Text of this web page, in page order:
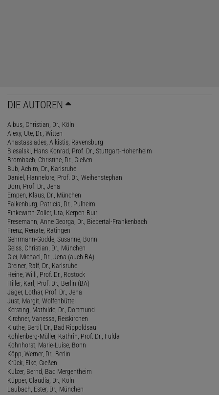
DIE AUTOREN
Albus, Christian, Dr., Köln
Alexy, Ute, Dr., Witten
Anastassiades, Alkistis, Ravensburg
Biesalski, Hans Konrad, Prof. Dr., Stuttgart-Hohenheim
Brombach, Christine, Dr., Gießen
Bub, Achim, Dr., Karlsruhe
Daniel, Hannelore, Prof. Dr., Weihenstephan
Dorn, Prof. Dr., Jena
Empen, Klaus, Dr., München
Falkenburg, Patricia, Dr., Pulheim
Finkewirth-Zoller, Uta, Kerpen-Buir
Fresemann, Anne Georga, Dr., Biebertal-Frankenbach
Frenz, Renate, Ratingen
Gehrmann-Gödde, Susanne, Bonn
Geiss, Christian, Dr., München
Glei, Michael, Dr., Jena (auch BA)
Greiner, Ralf, Dr., Karlsruhe
Heine, Willi, Prof. Dr., Rostock
Hiller, Karl, Prof. Dr., Berlin (BA)
Jäger, Lothar, Prof. Dr., Jena
Just, Margit, Wolfenbüttel
Kersting, Mathilde, Dr., Dortmund
Kirchner, Vanessa, Reiskirchen
Kluthe, Bertil, Dr., Bad Rippoldsau
Kohlenberg-Müller, Kathrin, Prof. Dr., Fulda
Kohnhorst, Marie-Luise, Bonn
Köpp, Werner, Dr., Berlin
Krück, Elke, Gießen
Kulzer, Bernd, Bad Mergentheim
Küpper, Claudia, Dr., Köln
Laubach, Ester, Dr., München